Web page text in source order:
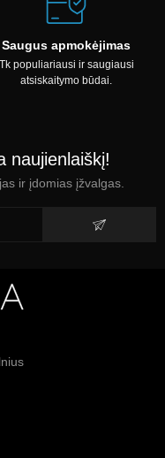
Saugus apmokėjimas
Tk populiariausi ir saugiausi
atsiskaitymo būdai.
naujienlaiškį!
ir įdomias įžvalgas.